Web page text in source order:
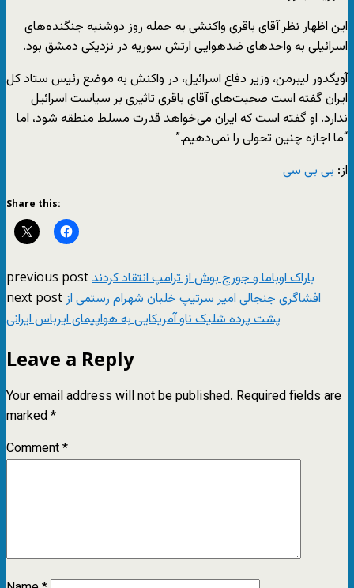
این اظهار نظر آقای باقری واکنشی به حمله روز دوشنبه جنگنده‌های
اسرائیلی به واحدهای ضدهوایی ارتش سوریه در نزدیکی دمشق بود.
آویگدور لیبرمن، وزیر دفاع اسرائیل، در واکنش به موضع رئیس ستاد کل
ایران گفته است صحبت‌های آقای باقری تاثیری بر سیاست اسرائیل
ندارد. او گفته است که ایران می‌خواهد قدرت مسلط منطقه شود، اما
“ما اجازه چنین تحولی را نمی‌دهیم.”
از: بی بی سی
Share this:
previous postباراک اوباما و جورج بوش از ترامپ انتقاد کردند
next post افشاگری جنجالی امیر سرتیپ خلبان شهرام رستمی از
پشت پرده شلیک ناو آمریکایی به هواپیمای ایرباس ایرانی
Leave a Reply
Your email address will not be published. Required fields are
marked*
Comment*